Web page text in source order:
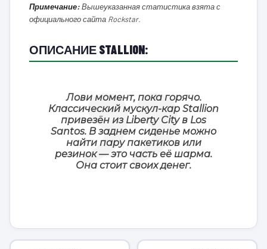
Примечание:Вышеуказанная статистика взята с
официального сайта Rockstar.
ОПИСАНИЕ STALLION:
Лови момент, пока горячо.
Классический мускул-кар Stallion
привезён из Liberty City в Los
Santos. В заднем сиденье можно
найти пару пакетиков или
резинок — это часть её шарма.
Она стоит своих денег.